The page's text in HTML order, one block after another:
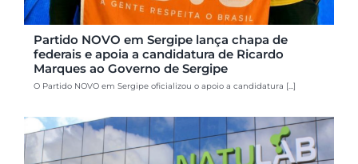
Partido NOVO em Sergipe lança chapa de
federais e apoia a candidatura de Ricardo
Marques ao Governo de Sergipe
O Partido NOVO em Sergipe oficializou o apoio a candidatura [...]